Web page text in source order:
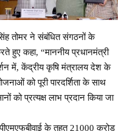
तोमर ने संबंधित संगठनों के
हुए कहा, “माननीय प्रधानमंत्री
में, केंद्रीय कृषि मंत्रालय देश के
को पूरी पारदर्शिता के साथ
को प्रत्यक्ष लाभ प्रदान किया जा
के तहत 21000 करोड़